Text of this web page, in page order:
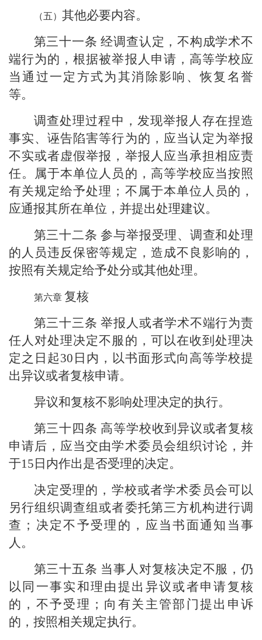
其他必要内容。
第三十一条 经调查认定，不构成学术不
端行为的，根据被举报人申请，高等学校应
当通过一定方式为其消除影响、恢复名誉
等。
调查处理过程中，发现举报人存在捏造
事实、诬告陷害等行为的，应当认定为举报
不实或者虚假举报，举报人应当承担相应责
任。属于本单位人员的，高等学校应当按照
有关规定给予处理；不属于本单位人员的，
应通报其所在单位，并提出处理建议。
第三十二条 参与举报受理、调查和处理
的人员违反保密等规定，造成不良影响的，
按照有关规定给予处分或其他处理。
复核
第三十三条 举报人或者学术不端行为责
任人对处理决定不服的，可以在收到处理决
定之日起30日内，以书面形式向高等学校提
出异议或者复核申请。
异议和复核不影响处理决定的执行。
第三十四条 高等学校收到异议或者复核
申请后，应当交由学术委员会组织讨论，并
于15日内作出是否受理的决定。
决定受理的，学校或者学术委员会可以
另行组织调查组或者委托第三方机构进行调
查；决定不予受理的，应当书面通知当事
人。
第三十五条 当事人对复核决定不服，仍
以同一事实和理由提出异议或者申请复核
的，不予受理；向有关主管部门提出申诉
的，按照相关规定执行。